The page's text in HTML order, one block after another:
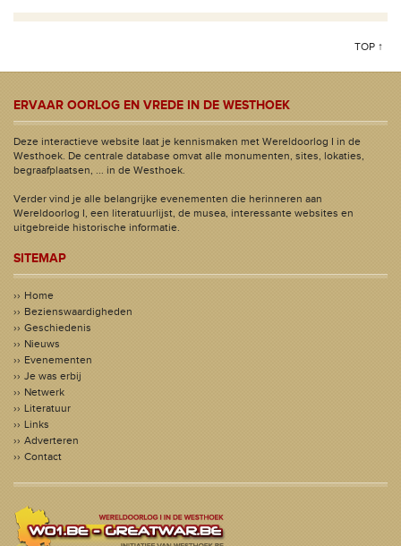
TOP ↑
ERVAAR OORLOG EN VREDE IN DE WESTHOEK
Deze interactieve website laat je kennismaken met Wereldoorlog I in de
Westhoek. De centrale database omvat alle monumenten, sites, lokaties,
begraafplaatsen, ... in de Westhoek.
Verder vind je alle belangrijke evenementen die herinneren aan
Wereldoorlog I, een literatuurlijst, de musea, interessante websites en
uitgebreide historische informatie.
SITEMAP
Home
Bezienswaardigheden
Geschiedenis
Nieuws
Evenementen
Je was erbij
Netwerk
Literatuur
Links
Adverteren
Contact